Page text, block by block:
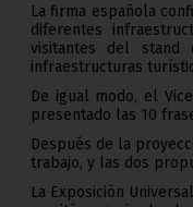
La firma española
diferentes
visitantes del stand
infraestructuras
De igual modo, el
presentado las 10
Después de la
trabajo, y las dos
La Exposición